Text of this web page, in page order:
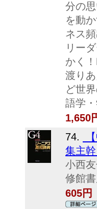
分の
を動
ネス
リー
かく
渡り
ど世
語学
1,650
74.
集主幹
小西
修館
605円